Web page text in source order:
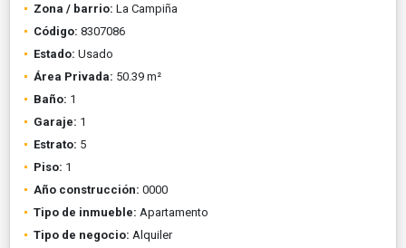
Zona / barrio: La Campiña
Código: 8307086
Estado: Usado
Área Privada: 50.39 m²
Baño: 1
Garaje: 1
Estrato: 5
Piso: 1
Año construcción: 0000
Tipo de inmueble: Apartamento
Tipo de negocio: Alquiler